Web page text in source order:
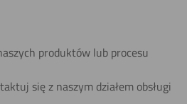
produktów lub procesu
się z naszym działem obsługi